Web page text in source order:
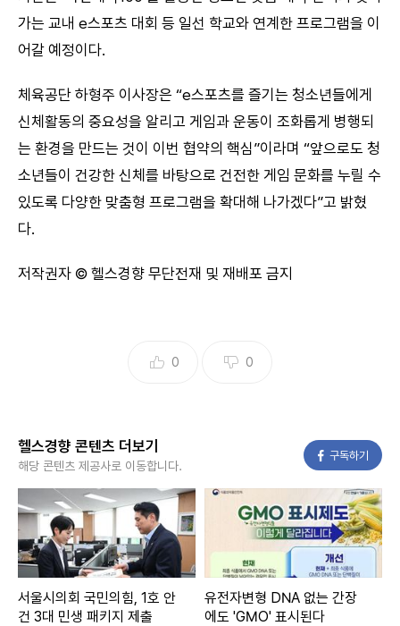
가는 교내 e스포츠 대회 등 일선 학교와 연계한 프로그램을 이
어갈 예정이다.
체육공단 하형주 이사장은 “e스포츠를 즐기는 청소년들에게
신체활동의 중요성을 알리고 게임과 운동이 조화롭게 병행되
는 환경을 만드는 것이 이번 협약의 핵심”이라며 “앞으로도 청
소년들이 건강한 신체를 바탕으로 건전한 게임 문화를 누릴 수
있도록 다양한 맞춤형 프로그램을 확대해 나가겠다”고 밝혔
다.
저작권자 © 헬스경향 무단전재 및 재배포 금지
0 0
헬스경향 콘텐츠 더보기
해당 콘텐츠 제공사로 이동합니다.
구독하기
서울시의회 국민의힘, 1호 안
건 3대 민생 패키지 제출
유전자변형 DNA 없는 간장
에도 'GMO' 표시된다